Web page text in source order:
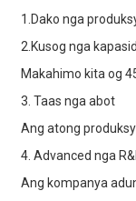
1.Dako nga
2.Kusog nga
Makahimo kita og
3. Taas nga abot
Ang atong
4. Advanced nga
Ang kompanya